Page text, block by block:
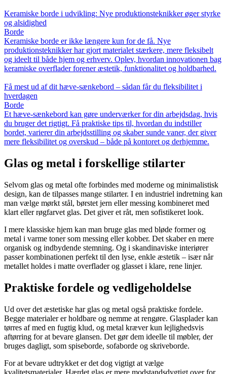
Keramiske borde i udvikling: Nye produktionsteknikker øger styrke
og alsidighed
Borde
Keramiske borde er ikke længere kun for de få. Nye
produktionsteknikker har gjort materialet stærkere, mere fleksibelt
og ideelt til både hjem og erhverv. Oplev, hvordan innovationen bag
keramiske overflader forener æstetik, funktionalitet og holdbarhed.
Få mest ud af dit hæve-sænkebord – sådan får du fleksibilitet i
hverdagen
Borde
Et hæve-sænkebord kan gøre underværker for din arbejdsdag, hvis
du bruger det rigtigt. Få praktiske tips til, hvordan du indstiller
bordet, varierer din arbejdsstilling og skaber sunde vaner, der giver
mere fleksibilitet og overskud – både på kontoret og derhjemme.
Glas og metal i forskellige stilarter
Selvom glas og metal ofte forbindes med moderne og minimalistisk
design, kan de tilpasses mange stilarter. I en industriel indretning kan
man vælge mørkt stål, børstet jern eller messing kombineret med
klart eller røgfarvet glas. Det giver et råt, men sofistikeret look.
I mere klassiske hjem kan man bruge glas med bløde former og
metal i varme toner som messing eller kobber. Det skaber en mere
organisk og indbydende stemning. Og i skandinaviske interiører
passer kombinationen perfekt til den lyse, enkle æstetik – især når
metallet holdes i matte overflader og glasset i klare, rene linjer.
Praktiske fordele og vedligeholdelse
Ud over det æstetiske har glas og metal også praktiske fordele.
Begge materialer er holdbare og nemme at rengøre. Glasplader kan
tørres af med en fugtig klud, og metal kræver kun lejlighedsvis
aftørring for at bevare glansen. Det gør dem ideelle til møbler, der
bruges dagligt, som spiseborde, sofaborde og skriveborde.
For at bevare udtrykket er det dog vigtigt at vælge
kvalitetsmaterialer. Hærdet glas er mere modstandsdygtigt over for